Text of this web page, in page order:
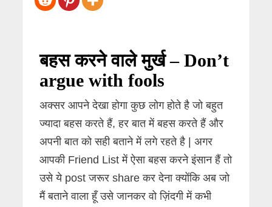
बहस करने वाले मुर्ख – Don’t
argue with fools
अक्सर आपने देखा होगा कुछ लोग होते है जो बहुत
ज्यादा बहस करते हैं, हर बात में बहस करते हैं और
अपनी बात को सही बताने में लगे रहते है | अगर
आपकी Friend List में ऐसा बहस करने इंसान हैं तो
उसे ये post जरूर share कर देना क्योंकि अब जो
मैं बताने वाला हूँ उसे जानकर वो ज़िंदगी में कभी